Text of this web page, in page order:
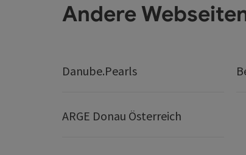
Andere
Danube.Pearls
ARGE Donau Österreich